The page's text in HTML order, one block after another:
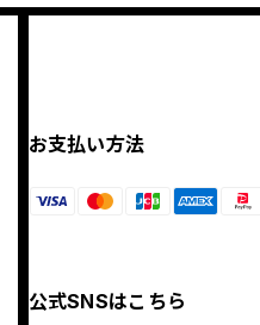
お支払い方法
公式SNSはこちら